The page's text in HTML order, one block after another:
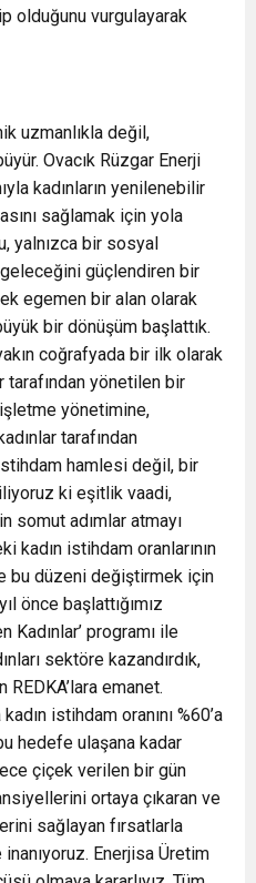
olduğunu vurgulayarak
uzmanlıkla değil,
Ovacık Rüzgar Enerji
kadınların yenilenebilir
sağlamak için yola
yalnızca bir sosyal
güçlendiren bir
egemen bir alan olarak
bir dönüşüm başlattık.
coğrafyada bir ilk olarak
tarafından yönetilen bir
işletme yönetimine,
tarafından
hamlesi değil, bir
ki eşitlik vaadi,
somut adımlar atmayı
kadın istihdam oranlarının
bu düzeni değiştirmek için
önce başlattığımız
Kadınlar’ programı ile
sektöre kazandırdık,
REDKA’lara emanet.
istihdam oranını %60’a
hedefe ulaşana kadar
çiçek verilen bir gün
ortaya çıkaran ve
sağlayan fırsatlarla
Enerjisa Üretim